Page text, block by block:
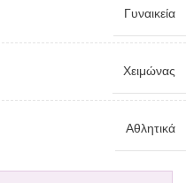
Γυναικεία
Χειμώνας
Αθλητικά